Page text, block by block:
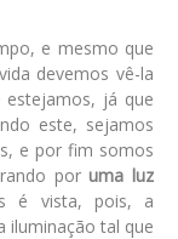
e mesmo que
devemos vê-la
já que
este, sejamos
e por fim somos
por uma luz
é vista, pois, a
iluminação tal que